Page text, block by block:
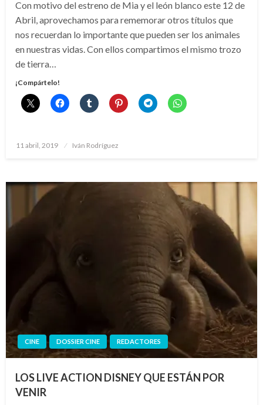
Con motivo del estreno de Mia y el león blanco este 12 de
Abril, aprovechamos para rememorar otros títulos que
nos recuerdan lo importante que pueden ser los animales
en nuestras vidas. Con ellos compartimos el mismo trozo
de tierra…
¡Compártelo!
Publicado
11 abril, 2019 Iván Rodríguez
CINE DOSSIER CINE REDACTORES
LOS LIVE ACTION DISNEY QUE ESTÁN POR
VENIR